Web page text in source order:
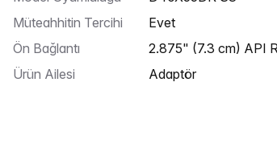
Müteahhitin Tercihi
Evet
Ön Bağlantı
2.875" (7.3 cm) API
Ürün Ailesi
Adaptör